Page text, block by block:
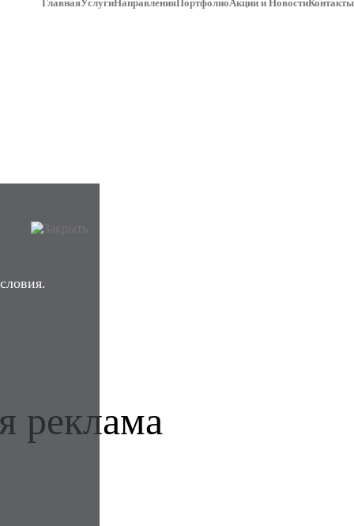
ГлавнаяУслугиНаправленияПортфолиоАкции и НовостиКонтакты
реклама